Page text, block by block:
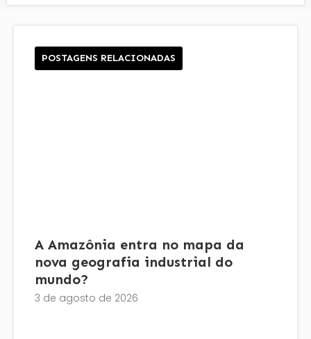
POSTAGENS RELACIONADAS
A Amazônia entra no mapa da
nova geografia industrial do
mundo?
3 de agosto de 2026